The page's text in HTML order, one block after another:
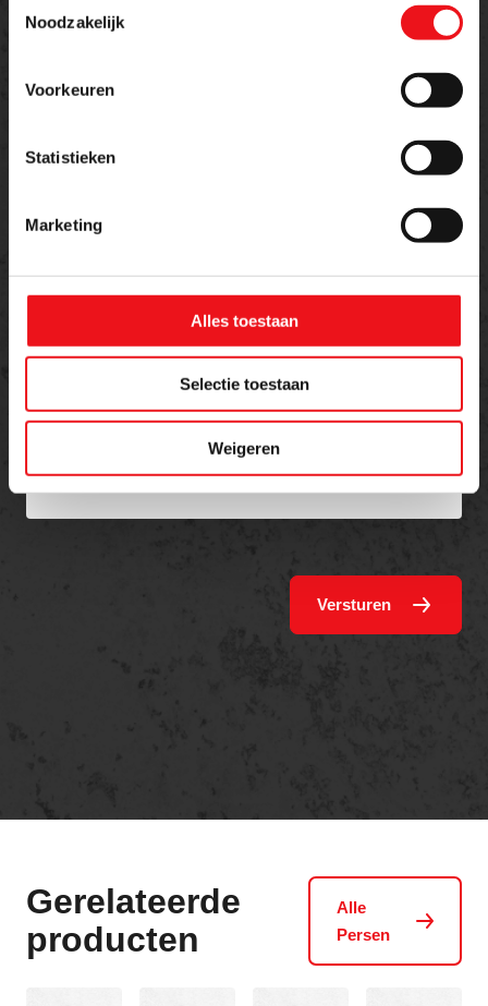
Noodzakelijk
Voorkeuren
Statistieken
Marketing
Alles toestaan
Selectie toestaan
Weigeren
Meer weten over dit product of een offerte
Telefoon
Versturen
Gerelateerde
producten
Alle
Persen